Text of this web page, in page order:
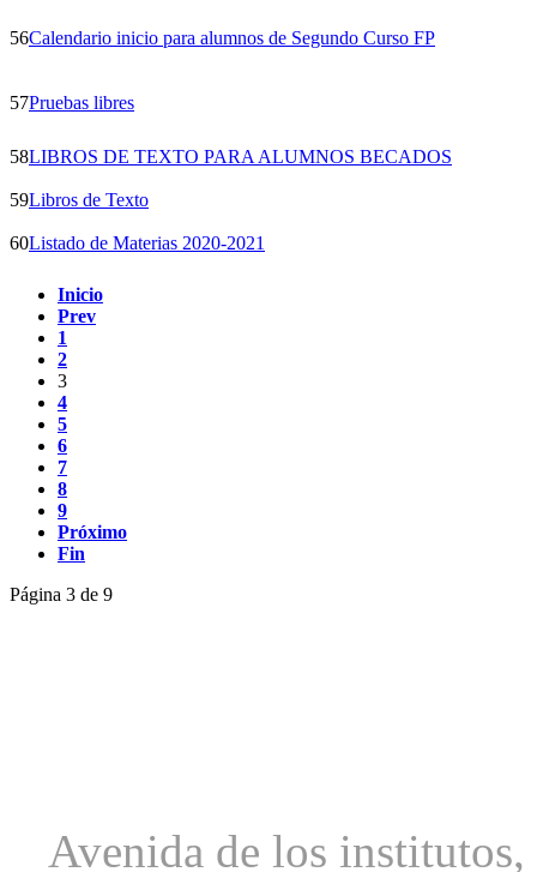
56Calendario inicio para alumnos de Segundo Curso FP
57Pruebas libres
58LIBROS DE TEXTO PARA ALUMNOS BECADOS
59Libros de Texto
60Listado de Materias 2020-2021
Inicio
Prev
1
2
3
4
5
6
7
8
9
Próximo
Fin
Página 3 de 9
Avenida de los